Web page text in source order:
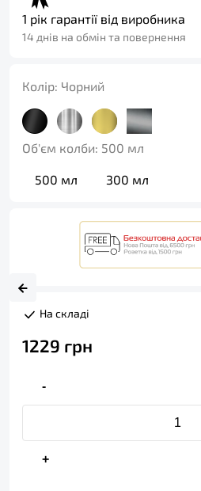
1 рік гарантії від виробника
14 днів на обмін та повернення
Колір: Чорний
Об'єм колби: 500 мл
500 мл 300 мл
На складі
1229 грн
-
+